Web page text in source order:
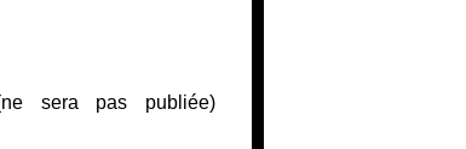
sera pas publiée)